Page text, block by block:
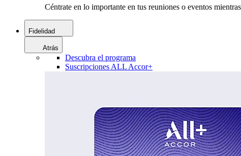
Céntrate en lo importante en tus reuniones o eventos
Fidelidad
Atrás
Descubra el programa
Suscripciones ALL Accor+